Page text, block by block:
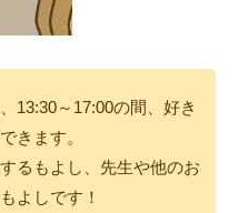
13:30～17:00の間、好き
きます。
るもよし、先生や他のお
よしです！